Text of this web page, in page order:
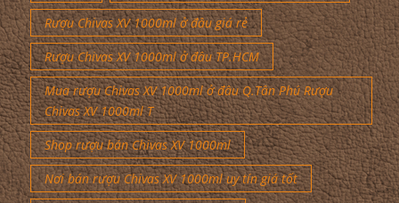
Rượu Chivas XV 1000ml ở đâu giá rẻ
Rượu Chivas XV 1000ml ở đâu TP.HCM
Mua rượu Chivas XV 1000ml ở đâu Q.Tân Phú Rượu
Chivas XV 1000ml T
Shop rượu bán Chivas XV 1000ml
Nơi bán rượu Chivas XV 1000ml uy tín giá tốt